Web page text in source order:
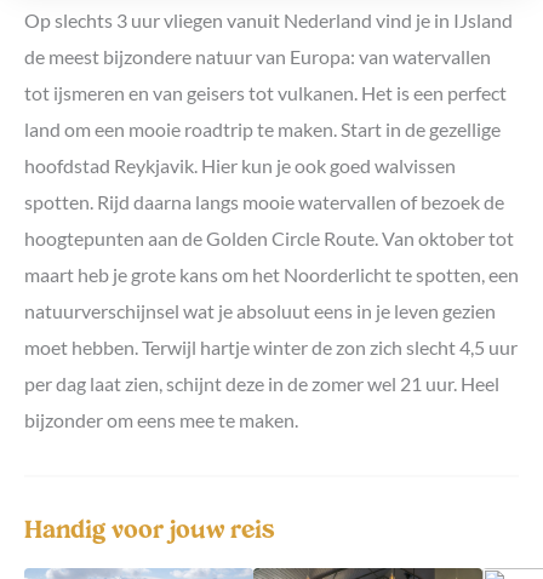
Op slechts 3 uur vliegen vanuit Nederland vind je in IJsland
de meest bijzondere natuur van Europa: van watervallen
tot ijsmeren en van geisers tot vulkanen. Het is een perfect
land om een mooie roadtrip te maken. Start in de gezellige
hoofdstad Reykjavik. Hier kun je ook goed walvissen
spotten. Rijd daarna langs mooie watervallen of bezoek de
hoogtepunten aan de Golden Circle Route. Van oktober tot
maart heb je grote kans om het Noorderlicht te spotten, een
natuurverschijnsel wat je absoluut eens in je leven gezien
moet hebben. Terwijl hartje winter de zon zich slecht 4,5 uur
per dag laat zien, schijnt deze in de zomer wel 21 uur. Heel
bijzonder om eens mee te maken.
Handig voor jouw reis